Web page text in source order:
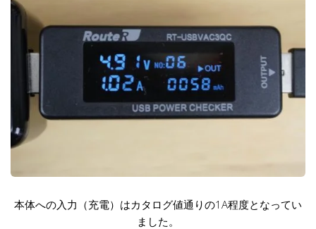
本体への入力（充電）はカタログ値通りの1A程度となってい
ました。